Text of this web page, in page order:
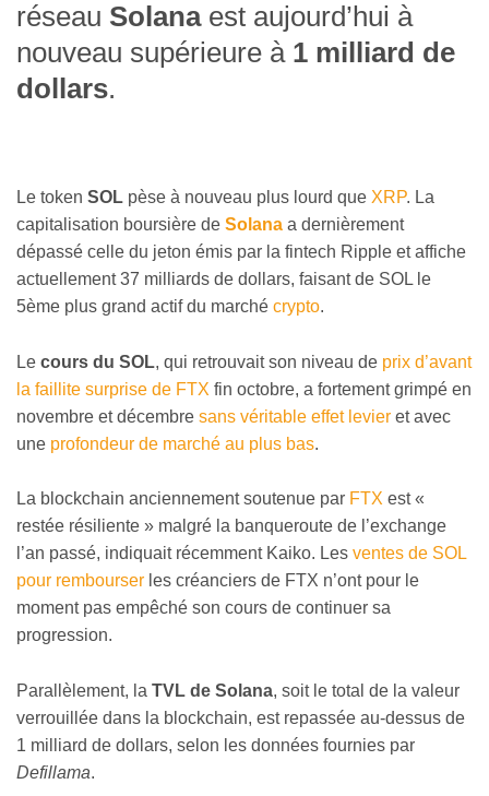
réseau Solanaest aujourd’hui à
nouveau supérieure à 1 milliard de
dollars.
Le token SOL pèse à nouveau plus lourd que XRP. La
capitalisation boursière de Solana a dernièrement
dépassé celle du jeton émis par la fintech Ripple et affiche
actuellement 37 milliards de dollars, faisant de SOL le
5ème plus grand actif du marché crypto.
Le cours du SOL, qui retrouvait son niveau de prix d’avant
la faillite surprise de FTX fin octobre, a fortement grimpé en
novembre et décembre sans véritable effet levier et avec
une profondeur de marché au plus bas.
La blockchain anciennement soutenue par FTX est «
restée résiliente » malgré la banqueroute de l’exchange
l’an passé, indiquait récemment Kaiko. Les ventes de SOL
pour rembourser les créanciers de FTX n’ont pour le
moment pas empêché son cours de continuer sa
progression.
Parallèlement, la TVL de Solana, soit le total de la valeur
verrouillée dans la blockchain, est repassée au-dessus de
1 milliard de dollars, selon les données fournies par
Defillama.